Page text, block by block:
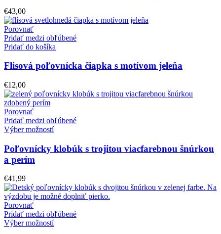
€43,00
Porovnať
Pridať medzi obľúbené
Pridať do košíka
Flisová poľovnícka čiapka s motívom jeleňa
€12,00
Porovnať
Pridať medzi obľúbené
Výber možností
Poľovnícky klobúk s trojitou viacfarebnou šnúrkou
a perím
€41,99
Porovnať
Pridať medzi obľúbené
Výber možností